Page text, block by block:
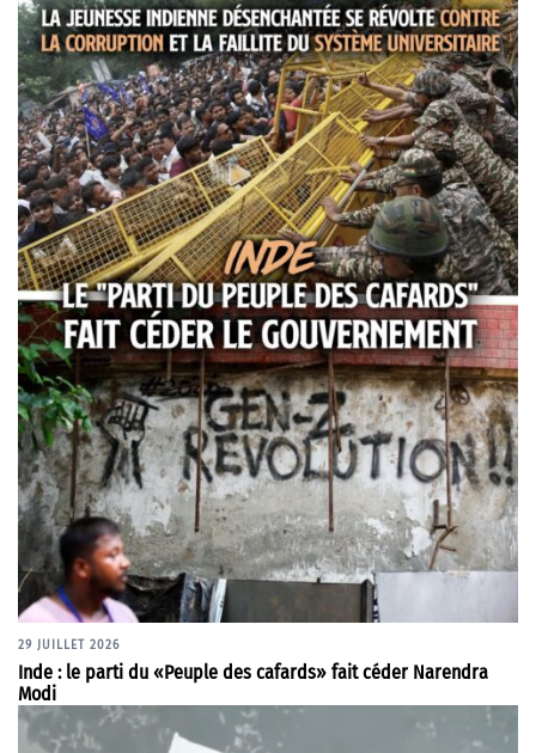
29 JUILLET 2026
Inde : le parti du «Peuple des cafards» fait céder Narendra
Modi